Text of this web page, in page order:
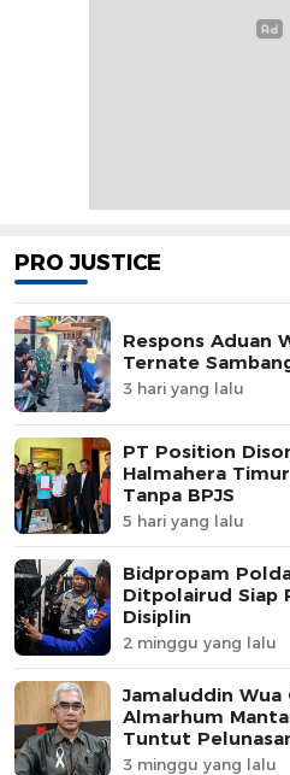
PRO JUSTICE
Respons Aduan
Ternate
3 hari yang lalu
PT Position
Halmahera
Tanpa BPJS
5 hari yang lalu
Bidpropam
Ditpolairud Siap
Disiplin
2 minggu yang lalu
Jamaluddin
Almarhum
Tuntut
3 minggu yang lalu